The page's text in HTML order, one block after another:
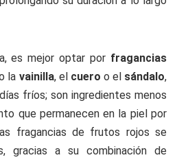
es mejor optar por fragancias
la vainilla, el cuero o el sándalo,
fríos; son ingredientes menos
que permanecen en la piel por
fragancias de frutos rojos se
gracias a su combinación de